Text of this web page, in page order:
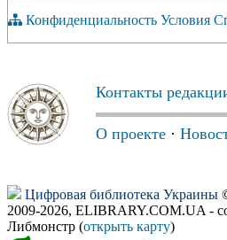
Конфиденциальность Условия
Контакты
О проекте ·
Цифровая библиотека Украины
2009-2026, ELIBRARY.COM.UA -
Либмонстр (открыть карту)